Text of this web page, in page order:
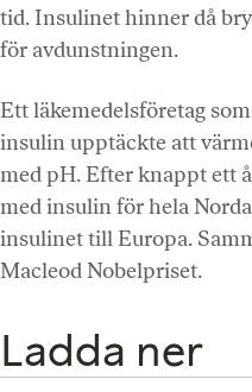
tid. Insulinet hinner då
för avdunstningen.
Ett läkemedelsföretag
insulin upptäckte att
med pH. Efter knappt ett
med insulin för hela
insulinet till Europa.
Macleod Nobelpriset.
Ladda ner